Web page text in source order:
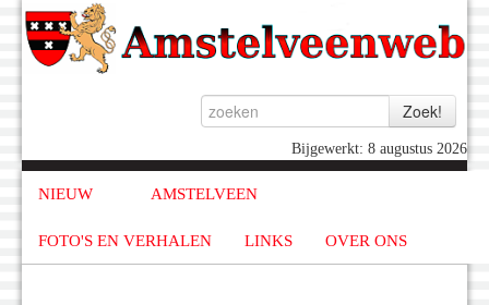
Bijgewerkt: 8 augustus 2026
NIEUW AMSTELVEEN
FOTO'S EN VERHALEN LINKS OVER ONS